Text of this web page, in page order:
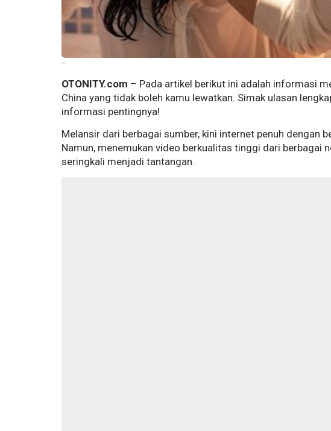
--
OTONITY.com – Pada artikel berikut ini adalah informasi
China yang tidak boleh kamu lewatkan. Simak ulasan
informasi pentingnya!
Melansir dari berbagai sumber, kini internet penuh dengan
Namun, menemukan video berkualitas tinggi dari berbagai
seringkali menjadi tantangan.